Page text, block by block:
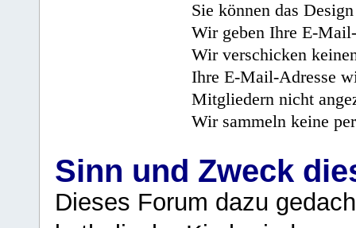
Sie können das
Wir geben Ihre E-
Wir verschicken
Ihre E-Mail-Adresse
Mitgliedern nicht
Wir sammeln keine
Sinn und Zweck
Dieses Forum dazu